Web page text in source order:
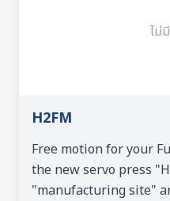
ไม่
H2FM
Free motion for your
the new servo press
"manufacturing site"